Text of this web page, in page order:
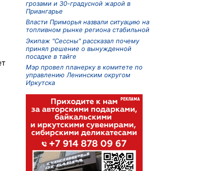
грозами и 30-градусной жарой в
Приангарье
Власти Приморья назвали ситуацию на
топливном рынке региона стабильной
Экипаж "Сессны" рассказал почему
принял решение о вынужденной
посадке в тайге
Мэр провел планерку в комитете по
управлению Ленинским округом
Иркутска